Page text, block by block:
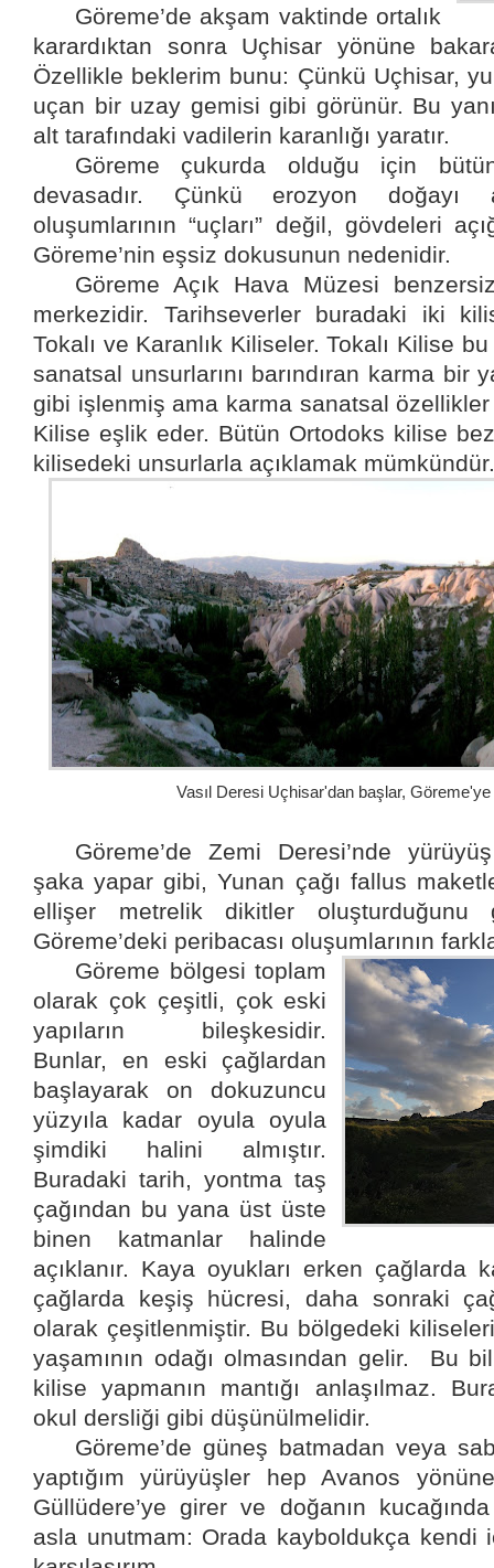
Göreme’de akşam vaktinde ortalık
karardıktan sonra Uçhisar yönüne
Özellikle beklerim bunu: Çünkü Uçhisar,
uçan bir uzay gemisi gibi görünür. Bu
alt tarafındaki vadilerin karanlığı yaratır.
Göreme çukurda olduğu için
devasadır. Çünkü erozyon doğayı
oluşumlarının “uçları” değil, gövdeleri
Göreme’nin eşsiz dokusunun nedenidir.
Göreme Açık Hava Müzesi
merkezidir. Tarihseverler buradaki iki
Tokalı ve Karanlık Kiliseler. Tokalı Kilise
sanatsal unsurlarını barındıran karma bir
gibi işlenmiş ama karma sanatsal özellikler
Kilise eşlik eder. Bütün Ortodoks kilise
kilisedeki unsurlarla açıklamak mümkündür.
Vasıl Deresi Uçhisar'dan başlar, Göreme'ye
Göreme’de Zemi Deresi’nde
şaka yapar gibi, Yunan çağı fallus
ellişer metrelik dikitler oluşturduğunu
Göreme’deki peribacası oluşumlarının
Göreme bölgesi toplam
olarak çok çeşitli, çok eski
yapıların bileşkesidir.
Bunlar, en eski çağlardan
başlayarak on dokuzuncu
yüzyıla kadar oyula oyula
şimdiki halini almıştır.
Buradaki tarih, yontma taş
çağından bu yana üst üste
binen katmanlar halinde
açıklanır. Kaya oyukları erken çağlarda
çağlarda keşiş hücresi, daha sonraki
olarak çeşitlenmiştir. Bu bölgedeki
yaşamının odağı olmasından gelir.
Bu
kilise yapmanın mantığı anlaşılmaz.
okul dersliği gibi düşünülmelidir.
Göreme’de güneş batmadan veya
yaptığım yürüyüşler hep Avanos
Güllüdere’ye girer ve doğanın
asla unutmam: Orada kayboldukça kendi